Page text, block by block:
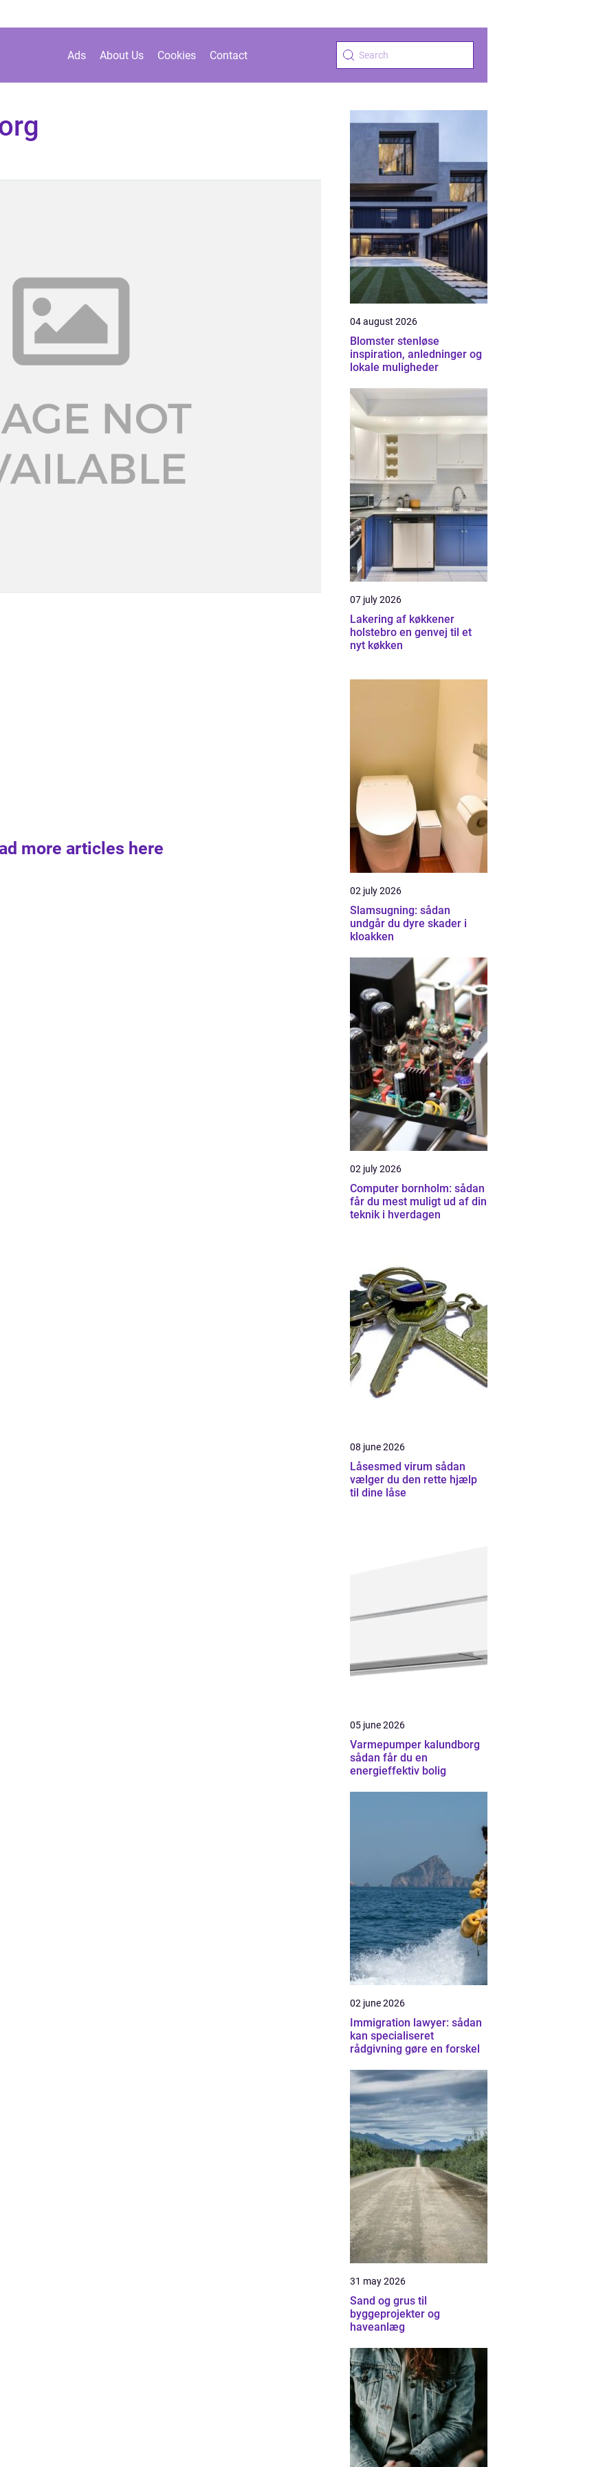
Ads About Us Cookies Contact
more articles here
04 august 2026
Blomster stenløse
inspiration, anledninger og
lokale muligheder
07 july 2026
Lakering af køkkener
holstebro en genvej til et
nyt køkken
02 july 2026
Slamsugning: sådan
undgår du dyre skader i
kloakken
02 july 2026
Computer bornholm: sådan
får du mest muligt ud af din
teknik i hverdagen
08 june 2026
Låsesmed virum sådan
vælger du den rette hjælp
til dine låse
05 june 2026
Varmepumper kalundborg
sådan får du en
energieffektiv bolig
02 june 2026
Immigration lawyer: sådan
kan specialiseret
rådgivning gøre en forskel
31 may 2026
Sand og grus til
byggeprojekter og
haveanlæg